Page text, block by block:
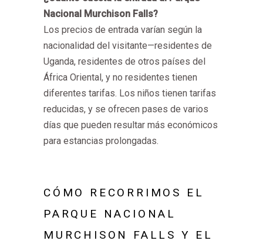
Nacional Murchison Falls?
Los precios de entrada varían según la
nacionalidad del visitante—residentes de
Uganda, residentes de otros países del
África Oriental, y no residentes tienen
diferentes tarifas. Los niños tienen tarifas
reducidas, y se ofrecen pases de varios
días que pueden resultar más económicos
para estancias prolongadas.
CÓMO RECORRIMOS EL
PARQUE NACIONAL
MURCHISON FALLS Y EL